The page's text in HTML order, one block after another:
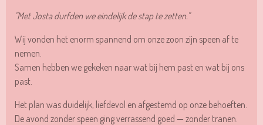
"Met Josta durfden we eindelijk de stap te zetten."
Wij vonden het enorm spannend om onze zoon zijn speen af te
nemen.
Samen hebben we gekeken naar wat bij hem past en wat bij ons
past.
Het plan was duidelijk, liefdevol en afgestemd op onze behoeften.
De avond zonder speen ging verrassend goed — zonder tranen.